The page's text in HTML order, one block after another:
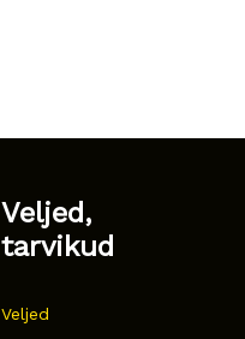
Veljed,
tarvikud
Veljed